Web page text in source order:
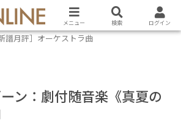
新譜月評］オーケストラ曲
ン：劇付随音楽《真夏の
メニュー 検索 ログイン